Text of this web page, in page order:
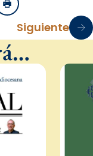
Imprimir
Siguiente